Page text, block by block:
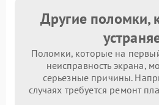
Другие поломки,
Поломки, которые на
неисправность экрана,
серьезные причины.
случаях требуется ремонт